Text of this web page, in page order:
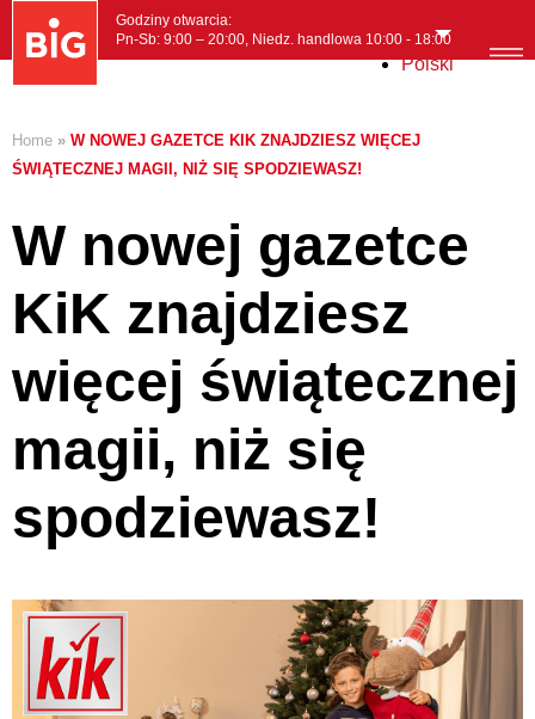
Polski
Godziny otwarcia:
Pn-Sb: 9:00 – 20:00, Niedz. handlowa 10:00 - 18:00
Home » W NOWEJ GAZETCE KIK ZNAJDZIESZ WIĘCEJ
ŚWIĄTECZNEJ MAGII, NIŻ SIĘ SPODZIEWASZ!
W nowej gazetce
KiK znajdziesz
więcej świątecznej
magii, niż się
spodziewasz!